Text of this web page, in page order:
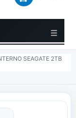
SEAGATE 2TB